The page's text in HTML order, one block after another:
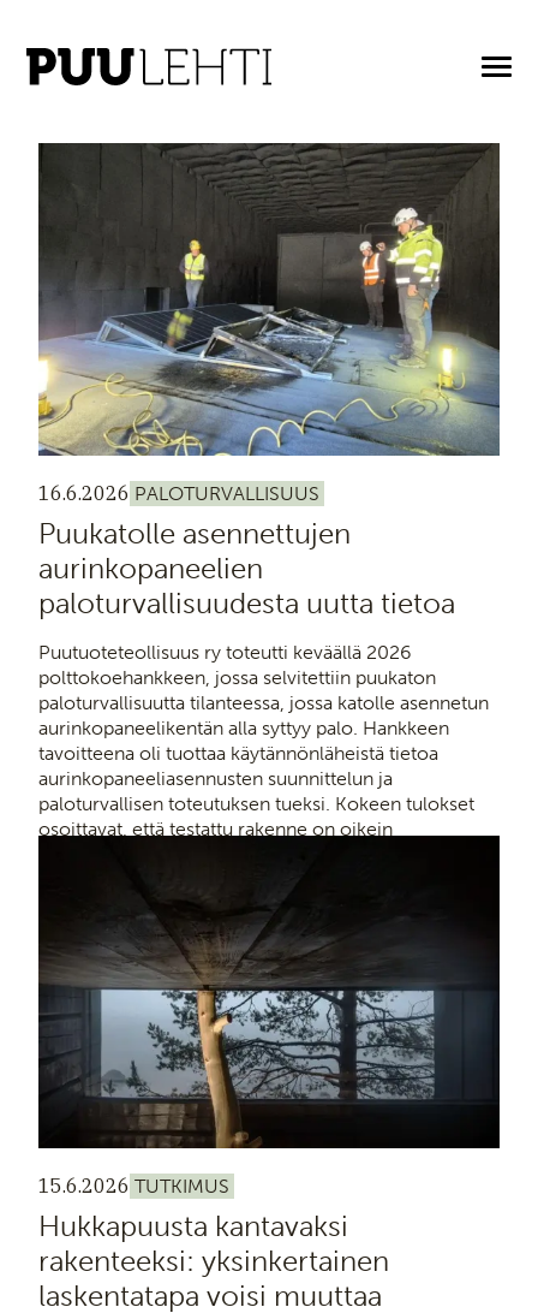
SUUNNITTELU
16.6.2026 PALOTURVALLISUUS
Puukatolle asennettujen
aurinkopaneelien
paloturvallisuudesta uutta tietoa
Puutuoteteollisuus ry toteutti keväällä 2026
polttokoehankkeen, jossa selvitettiin puukaton
paloturvallisuutta tilanteessa, jossa katolle asennetun
aurinkopaneelikentän alla syttyy palo. Hankkeen
tavoitteena oli tuottaa käytännönläheistä tietoa
aurinkopaneeliasennusten suunnittelun ja
paloturvallisen toteutuksen tueksi. Kokeen tulokset
osoittavat, että testattu rakenne on oikein
15.6.2026 TUTKIMUS
Hukkapuusta kantavaksi
rakenteeksi: yksinkertainen
laskentatapa voisi muuttaa